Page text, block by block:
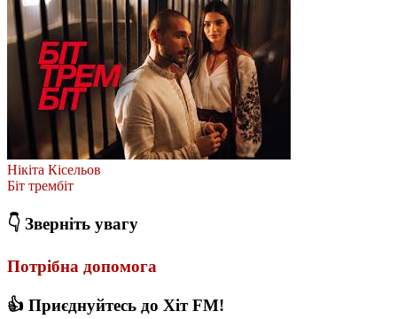
Нікіта Кісельов
Біт трембіт
👇 Зверніть увагу
Потрібна допомога
👍 Приєднуйтесь до Хіт FM!